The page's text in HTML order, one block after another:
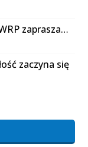
zaprasza…
zaczyna się